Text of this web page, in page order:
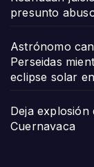
presunto
Astrónomo
Perseidas
eclipse solar
Deja explosión
Cuernavaca